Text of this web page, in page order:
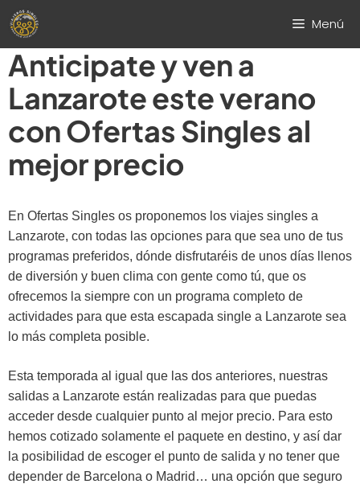
Saltar
contenido
Menú
Anticipate y ven a
Lanzarote este verano
con Ofertas Singles al
mejor precio
En Ofertas Singles os proponemos los viajes singles a
Lanzarote, con todas las opciones para que sea uno de tus
programas preferidos, dónde disfrutaréis de unos días llenos
de diversión y buen clima con gente como tú, que os
ofrecemos la siempre con un programa completo de
actividades para que esta escapada single a Lanzarote sea
lo más completa posible.
Esta temporada al igual que las dos anteriores, nuestras
salidas a Lanzarote están realizadas para que puedas
acceder desde cualquier punto al mejor precio. Para esto
hemos cotizado solamente el paquete en destino, y así dar
la posibilidad de escoger el punto de salida y no tener que
depender de Barcelona o Madrid… una opción que seguro